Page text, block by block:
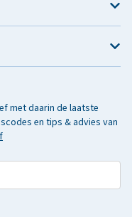
met daarin de laatste
en tips & advies van